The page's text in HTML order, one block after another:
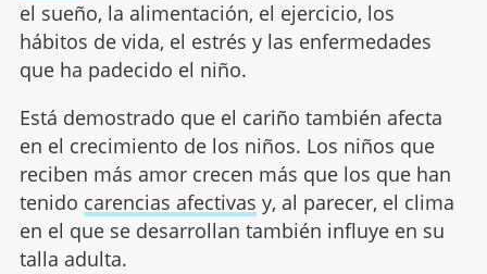
el sueño, la alimentación, el ejercicio, los
hábitos de vida, el estrés y las enfermedades
que ha padecido el niño.
Está demostrado que el cariño también afecta
en el crecimiento de los niños. Los niños que
reciben más amor crecen más que los que han
tenido carencias afectivas y, al parecer, el clima
en el que se desarrollan también influye en su
talla adulta.